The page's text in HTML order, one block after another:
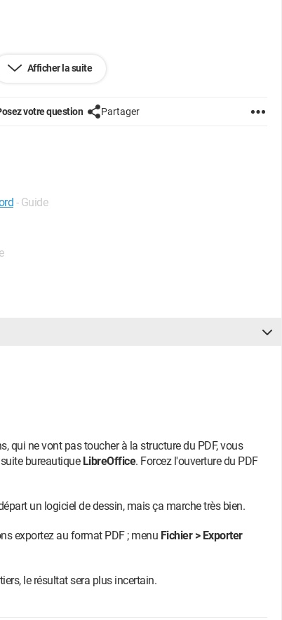
Afficher la suite
votre question Partager
- Guide
qui ne vont pas toucher à la structure du PDF, vous
bureautique LibreOffice. Forcez l'ouverture du PDF
un logiciel de dessin, mais ça marche très bien.
exportez au format PDF ; menu Fichier > Exporter
le résultat sera plus incertain.